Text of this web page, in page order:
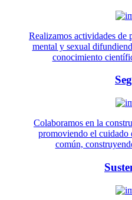
Realizamos actividades de
mental y sexual
conocimiento
Colaboramos en la
promoviendo el
común,